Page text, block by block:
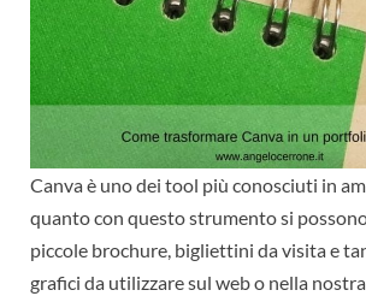
Canva è uno dei tool più conosciuti in
quanto con questo strumento si
piccole brochure, bigliettini da visita e
grafici da utilizzare sul web o nella